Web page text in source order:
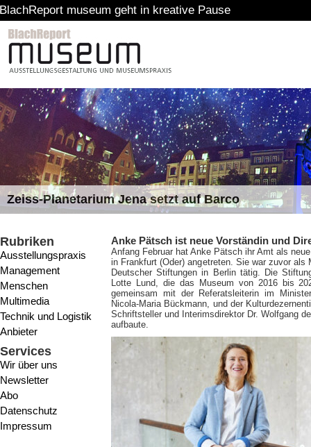
museum geht in kreative Pause
Zeiss-Planetarium Jena setzt auf Barco
Rubriken
Ausstellungspraxis
Management
Menschen
Multimedia
Technik und Logistik
Anbieter
Services
Wir über uns
Newsletter
Abo
Datenschutz
Impressum
Anke Pätsch ist neue Vorständin und
Anfang Februar hat Anke Pätsch ihr Amt als
in Frankfurt (Oder) angetreten. Sie war zuvor
Deutscher Stiftungen in Berlin tätig. Die
Lotte Lund, die das Museum von 2016 bis
gemeinsam mit der Referatsleiterin im
Nicola-Maria Bückmann, und der
Schriftsteller und Interimsdirektor Dr. Wolfgang
aufbaute.